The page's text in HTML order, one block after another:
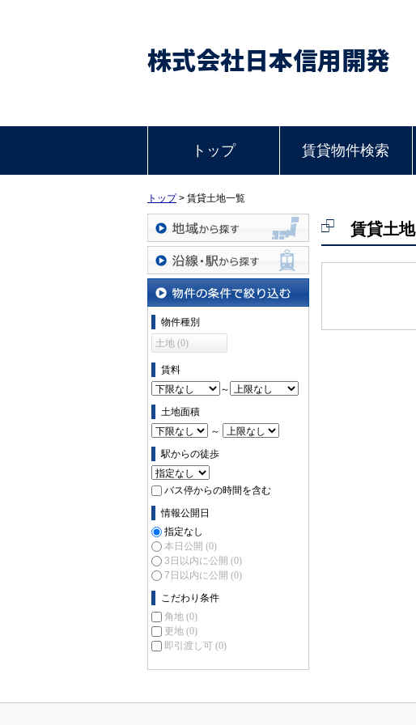
株式会社日本信用開発
トップ 賃貸物件検索
トップ> 賃貸土地一覧
地域から探す
沿線・駅から探す
物件の条件で絞り込む
物件種別
土地 (0)
賃料
～
土地面積
～
駅からの徒歩
バス停からの時間を含む
情報公開日
指定なし
本日公開 (0)
3日以内に公開 (0)
7日以内に公開 (0)
こだわり条件
角地 (0)
更地 (0)
即引渡し可 (0)
賃貸土地